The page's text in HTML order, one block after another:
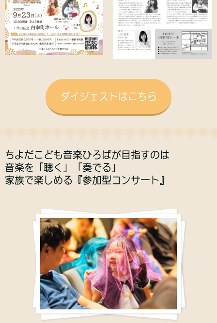
ダイジェストはこちら
ちよだこども音楽ひろばが目指すのは
音楽を「聴く」「奏でる」
家族で楽しめる『参加型コンサート』